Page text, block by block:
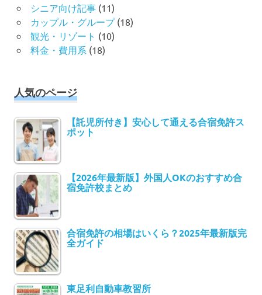
シニア向け記事(11)
カップル・グループ(18)
観光・リゾート (10)
料金・費用系 (18)
人気のページ
【託児所付き】安心して通える合宿免許ス
ポット
【2026年最新版】外国人OKのおすすめ合
宿免許校まとめ
合宿免許の相場はいくら？2025年最新版完
全ガイド
東足利自動車教習所